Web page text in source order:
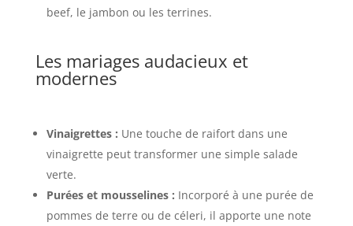
beef, le jambon ou les terrines.
Les mariages audacieux et
modernes
Vinaigrettes : Une touche de raifort dans une
vinaigrette peut transformer une simple salade
verte.
Purées et mousselines : Incorporé à une purée de
pommes de terre ou de céleri, il apporte une note